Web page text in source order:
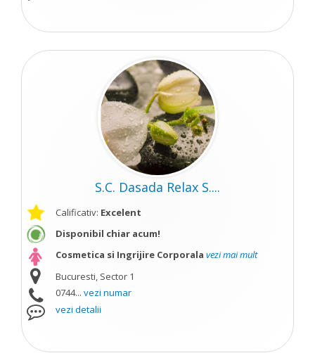
S.C. Dasada Relax S....
Calificativ: Excelent
Disponibil chiar acum!
Cosmetica si Ingrijire Corporala vezi mai mult
Bucuresti, Sector 1
0744... vezi numar
vezi detalii